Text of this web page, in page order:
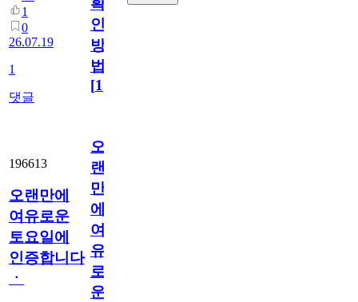
1
0
26.07.19
1
댓글
확
인
방
법
[1]
196613
오랜만에
여유로운
토요일에
인증합니다
ㆍ
오
랜
만
에
여
유
로
운